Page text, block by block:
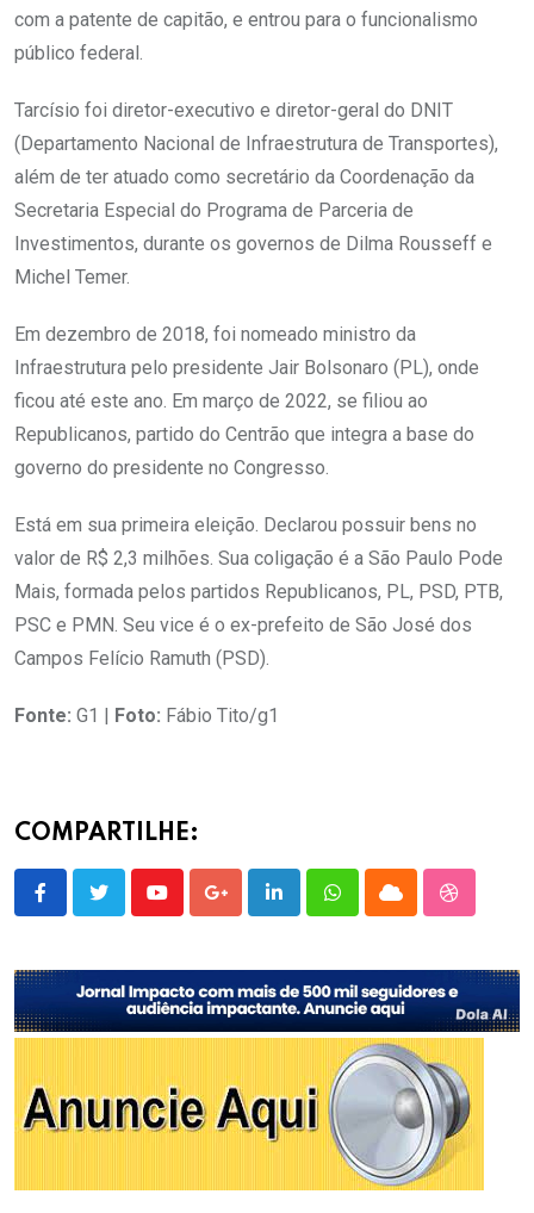
com a patente de capitão, e entrou para o funcionalismo
público federal.
Tarcísio foi diretor-executivo e diretor-geral do DNIT
(Departamento Nacional de Infraestrutura de Transportes),
além de ter atuado como secretário da Coordenação da
Secretaria Especial do Programa de Parceria de
Investimentos, durante os governos de Dilma Rousseff e
Michel Temer.
Em dezembro de 2018, foi nomeado ministro da
Infraestrutura pelo presidente Jair Bolsonaro (PL), onde
ficou até este ano. Em março de 2022, se filiou ao
Republicanos, partido do Centrão que integra a base do
governo do presidente no Congresso.
Está em sua primeira eleição. Declarou possuir bens no
valor de R$ 2,3 milhões. Sua coligação é a São Paulo Pode
Mais, formada pelos partidos Republicanos, PL, PSD, PTB,
PSC e PMN. Seu vice é o ex-prefeito de São José dos
Campos Felício Ramuth (PSD).
Fonte: G1 | Foto: Fábio Tito/g1
COMPARTILHE:
YoutubeGoogle+LinkedInWhatsappCloud